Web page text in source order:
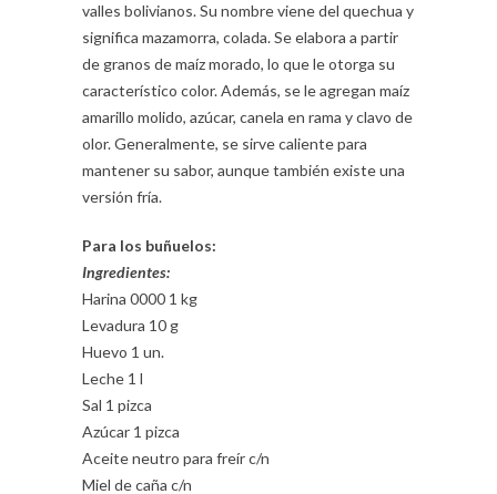
valles bolivianos. Su nombre viene del quechua y
significa mazamorra, colada. Se elabora a partir
de granos de maíz morado, lo que le otorga su
característico color. Además, se le agregan maíz
amarillo molido, azúcar, canela en rama y clavo de
olor. Generalmente, se sirve caliente para
mantener su sabor, aunque también existe una
versión fría.
Para los buñuelos:
Ingredientes:
Harina 0000 1 kg
Levadura 10 g
Huevo 1 un.
Leche 1 l
Sal 1 pizca
Azúcar 1 pizca
Aceite neutro para freír c/n
Miel de caña c/n